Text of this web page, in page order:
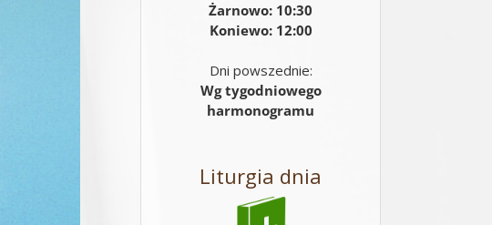
Żarnowo: 10:30
Koniewo: 12:00
Dni powszednie:
Wg tygodniowego
harmonogramu
Liturgia dnia